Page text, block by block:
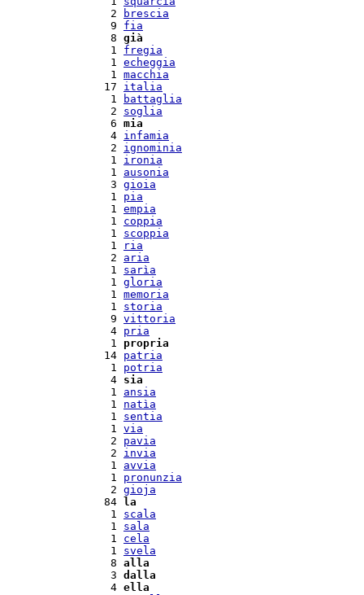
  2
brescia
  9
fia
  8
già
  1
fregia
  1
echeggia
  1
macchia
17 italia
  1
battaglia
  2
soglia
  6
mia
  4
infamia
  2
ignominia
  1
ironia
  1
ausonia
  3
gioia
  1
pia
  1
empia
  1
coppia
  1
scoppia
  1
ria
  2
aria
  1
sarìa
  1
gloria
  1
memoria
  1
storia
  9
vittoria
  4
pria
  1
propria
14 patria
  1
potria
  4
sia
  1
ansia
  1
natìa
  1
sentia
  1
via
  2
pavia
  2
invia
  1
avvia
  1
pronunzia
  2
gioja
84
la
  1
scala
  1
sala
  1
cela
  1
svela
  8
alla
  3
dalla
  4
ella